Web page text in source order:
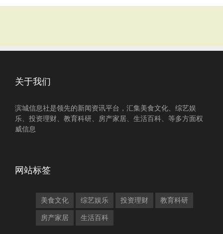
关于我们
滨城信息社是领先的新闻资讯平台，汇集美食文化、综艺娱
乐、投资理财、教育科研、房产家居、生活百科、等多方面权
威信息
网站标签
美食文化 综艺娱乐 投资理财 教育科研
房产家居 生活百科